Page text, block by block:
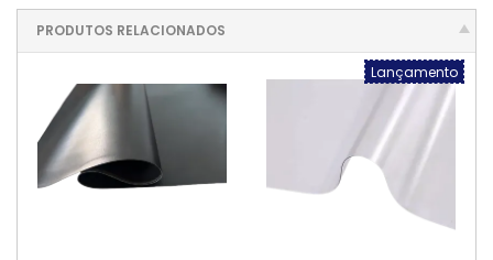
PRODUTOS RELACIONADOS
Lançamento